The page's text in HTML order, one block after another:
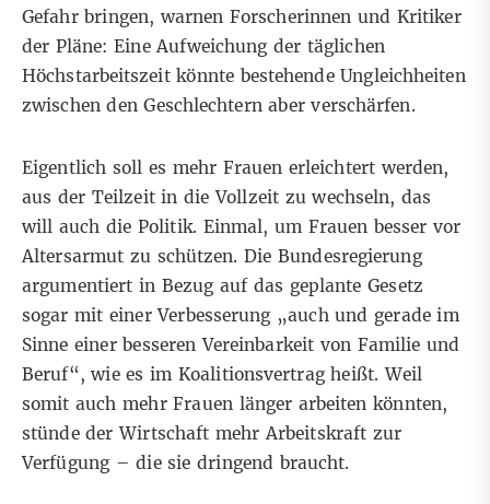
Gefahr bringen, warnen Forscherinnen und Kritiker
der Pläne: Eine Aufweichung der täglichen
Höchstarbeitszeit könnte bestehende Ungleichheiten
zwischen den Geschlechtern aber verschärfen.
Eigentlich soll es mehr Frauen erleichtert werden,
aus der Teilzeit in die Vollzeit zu wechseln, das
will auch die Politik. Einmal, um Frauen besser vor
Altersarmut zu schützen. Die Bundesregierung
argumentiert in Bezug auf das geplante Gesetz
sogar mit einer Verbesserung „auch und gerade im
Sinne einer besseren Vereinbarkeit von Familie und
Beruf“, wie es im Koalitionsvertrag heißt. Weil
somit auch mehr Frauen länger arbeiten könnten,
stünde der Wirtschaft mehr Arbeitskraft zur
Verfügung – die sie dringend braucht.